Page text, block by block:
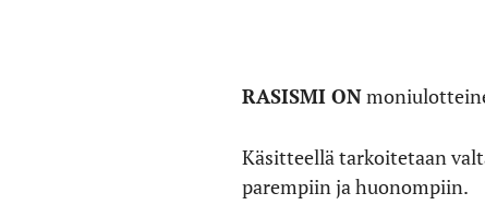
RASISMI ON
Käsitteellä tarkoitetaan
parempiin ja huonompiin.